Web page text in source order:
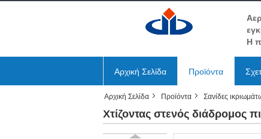
Η
Αρχική Σελίδα Προϊόντα
Αρχική Σελίδα Προϊόντα Σανίδες
Χτίζοντας στενός διάδρομος